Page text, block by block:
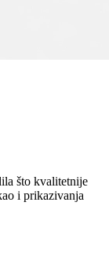
što kvalitetnije
i prikazivanja